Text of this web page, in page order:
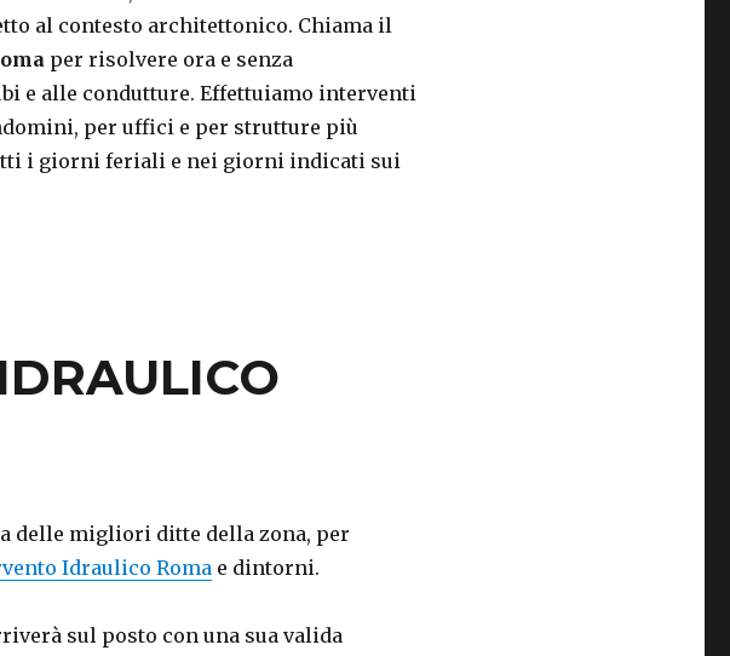
al contesto architettonico. Chiama il
per risolvere ora e senza
e alle condutture. Effettuiamo interventi
per uffici e per strutture più
i giorni feriali e nei giorni indicati sui
delle migliori ditte della zona, per
Idraulico Roma e dintorni.
sul posto con una sua valida